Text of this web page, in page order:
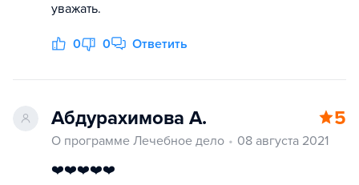
уважать.
0 0 Ответить
Абдурахимова А. 5
О программе Лечебное дело
08 августа 2021
❤️❤️❤️❤️❤️